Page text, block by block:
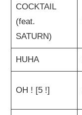
COCKTAIL
(feat.
SATURN)
HUHA
OH ! [5 !]